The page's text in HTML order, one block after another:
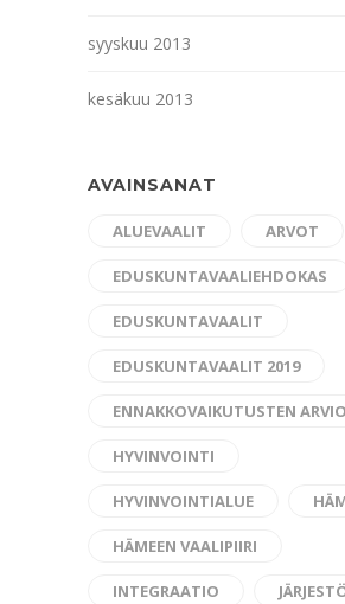
syyskuu 2013
kesäkuu 2013
AVAINSANAT
ALUEVAALIT ARVOT
EDUSKUNTAVAALIEHDOKAS
EDUSKUNTAVAALIT
EDUSKUNTAVAALIT 2019
ENNAKKOVAIKUTUSTEN
HYVINVOINTI
HYVINVOINTIALUE
HÄMEEN VAALIPIIRI
INTEGRAATIO